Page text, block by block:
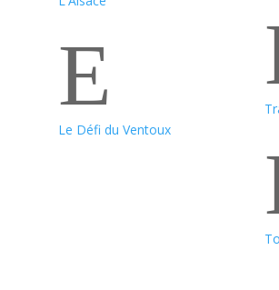
E
Le Défi du Ventoux